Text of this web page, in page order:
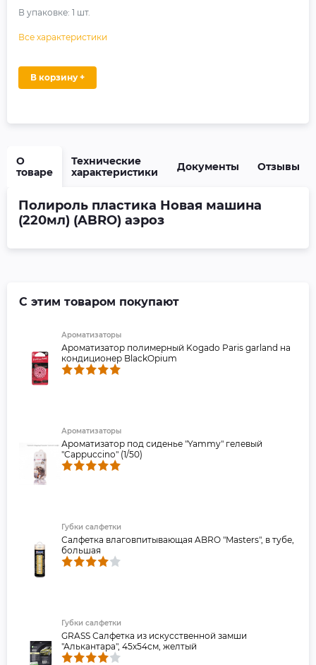
В упаковке: 1 шт.
Все характеристики
В корзину +
О
товаре
Технические
характеристики
Документы Отзывы
Полироль пластика Новая машина
(220мл) (ABRO) аэроз
С этим товаром покупают
Ароматизаторы
Ароматизатор полимерный Kogado Paris garland на
кондиционер BlackOpium
Ароматизаторы
Ароматизатор под сиденье "Yammy" гелевый
"Cappuccino" (1/50)
Губки салфетки
Салфетка влаговпитывающая ABRO "Masters", в тубе,
большая
Губки салфетки
GRASS Салфетка из искусственной замши
"Алькантара", 45х54см, желтый